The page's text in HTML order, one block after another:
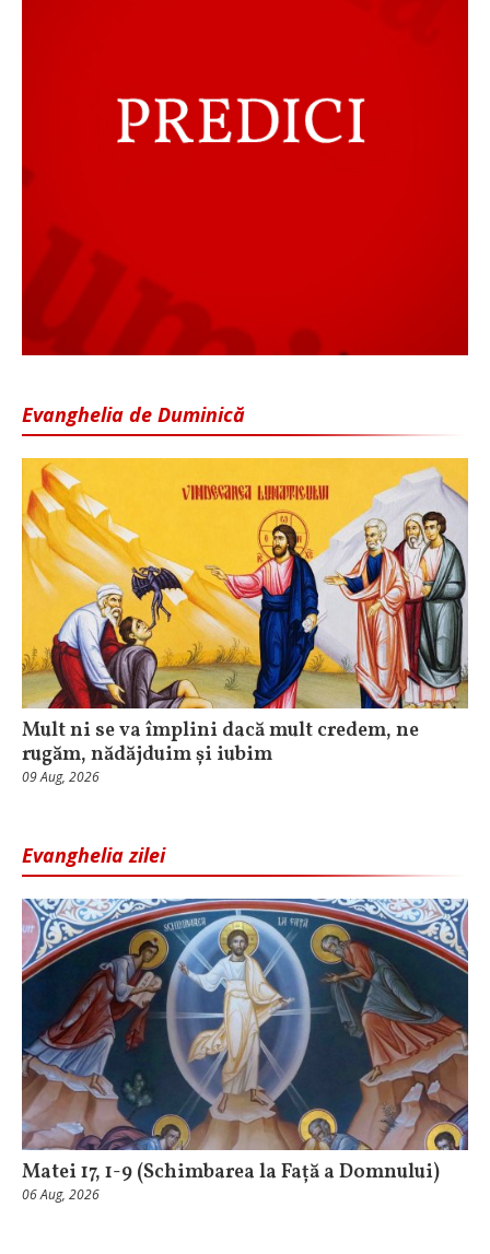
Evanghelia de Duminică
Mult ni se va împlini dacă mult credem, ne
rugăm, nădăjduim și iubim
09 Aug, 2026
Evanghelia zilei
Matei 17, 1-9 (Schimbarea la Față a Domnului)
06 Aug, 2026